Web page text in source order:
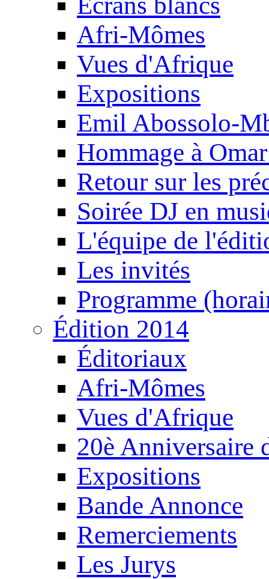
Afri-Mômes
Vues d'Afrique
Expositions
Emil Abossolo-
Hommage à
Retour sur les
Soirée DJ en
L'équipe de
Les invités
Programme
Édition 2014
Éditoriaux
Afri-Mômes
Vues d'Afrique
20è Anniversaire
Expositions
Bande Annonce
Remerciements
Les Jurys